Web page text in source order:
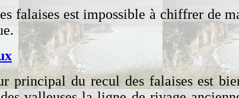
falaises est impossible à chiffrer de
principal du recul des falaises est